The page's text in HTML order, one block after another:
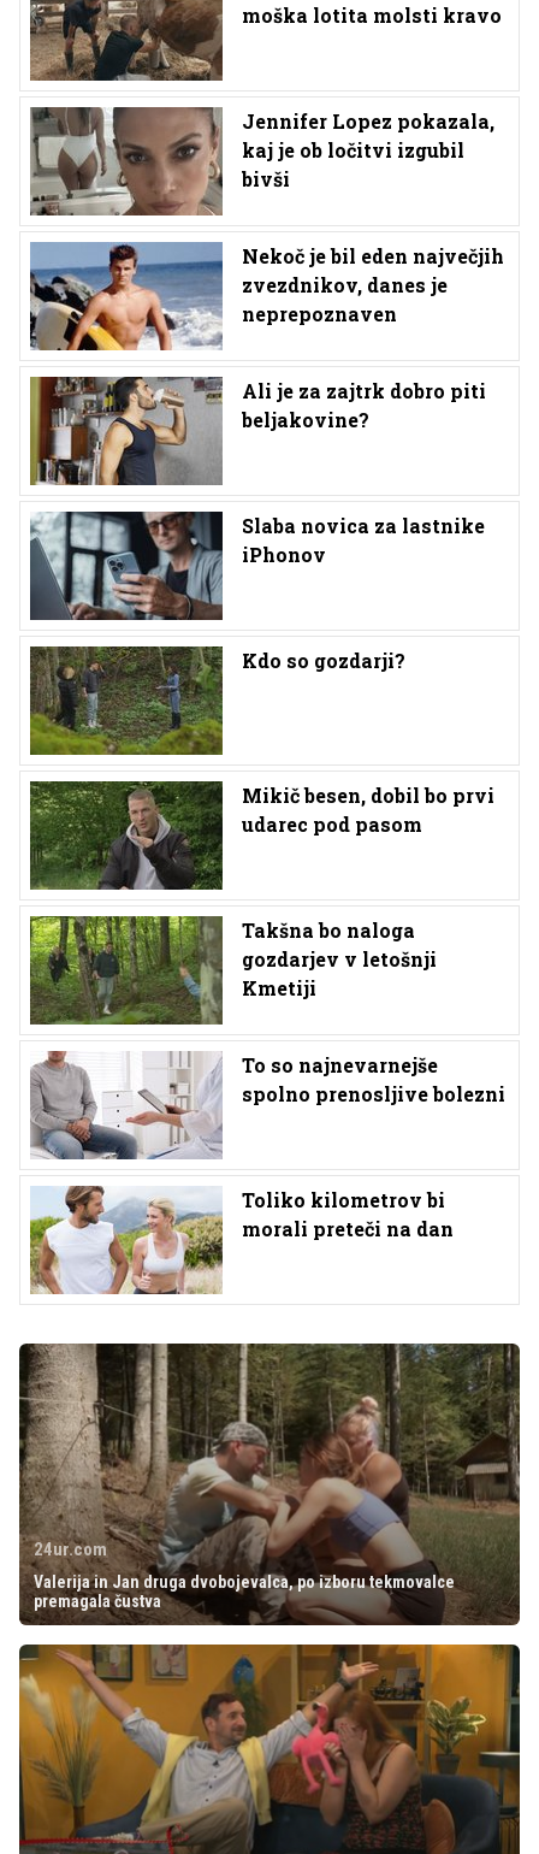
moška lotita molsti kravo
Jennifer Lopez pokazala,
kaj je ob ločitvi izgubil
bivši
Nekoč je bil eden največjih
zvezdnikov, danes je
neprepoznaven
Ali je za zajtrk dobro piti
beljakovine?
Slaba novica za lastnike
iPhonov
Kdo so gozdarji?
Mikič besen, dobil bo prvi
udarec pod pasom
Takšna bo naloga
gozdarjev v letošnji
Kmetiji
To so najnevarnejše
spolno prenosljive bolezni
Toliko kilometrov bi
morali preteči na dan
24ur.com
Valerija in Jan druga dvobojevalca, po izboru tekmovalce
premagala čustva